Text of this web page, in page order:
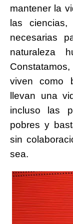
mantener la
las
necesarias
naturaleza
viven como
llevan una
incluso las
pobres y
sin
sea.